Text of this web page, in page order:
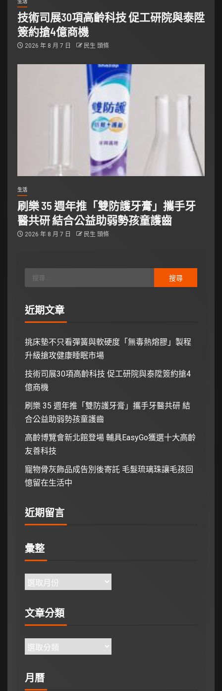
生活
技術司展30項高齡科技 促工研院與泰陞
簽約搶4億商機
2026 年 8 月 7 日 民生 頭條
生活
刷樂 35 週年推「雙防護牙膏」攜手牙
醫共研 結合公益助弱勢孩童護齒
2026 年 8 月 7 日 民生 頭條
近期文章
挑床墊不只看彈簧與軟硬度「無毒熱熔膠」製程
升級搶攻健康睡眠市場
技術司展30項高齡科技 促工研院與泰陞簽約搶4
億商機
刷樂 35 週年推「雙防護牙膏」攜手牙醫共研 結
合公益助弱勢孩童護齒
高齡博覽會新北館登場 輔具EasyGo獲選十大高齡
友善科技
寵物骨灰飾品成告別後寄託 毛髮琉璃珠讓毛孩回
憶留在生活中
近期留言
彙整
文章分類
月曆